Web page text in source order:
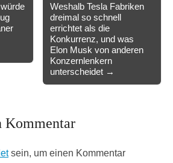
Weshalb Tesla Fabriken
dreimal so schnell
errichtet als die
Konkurrenz, und was
Elon Musk von anderen
Konzernlenkern
unterscheidet →
Kommentar
sein, um einen Kommentar